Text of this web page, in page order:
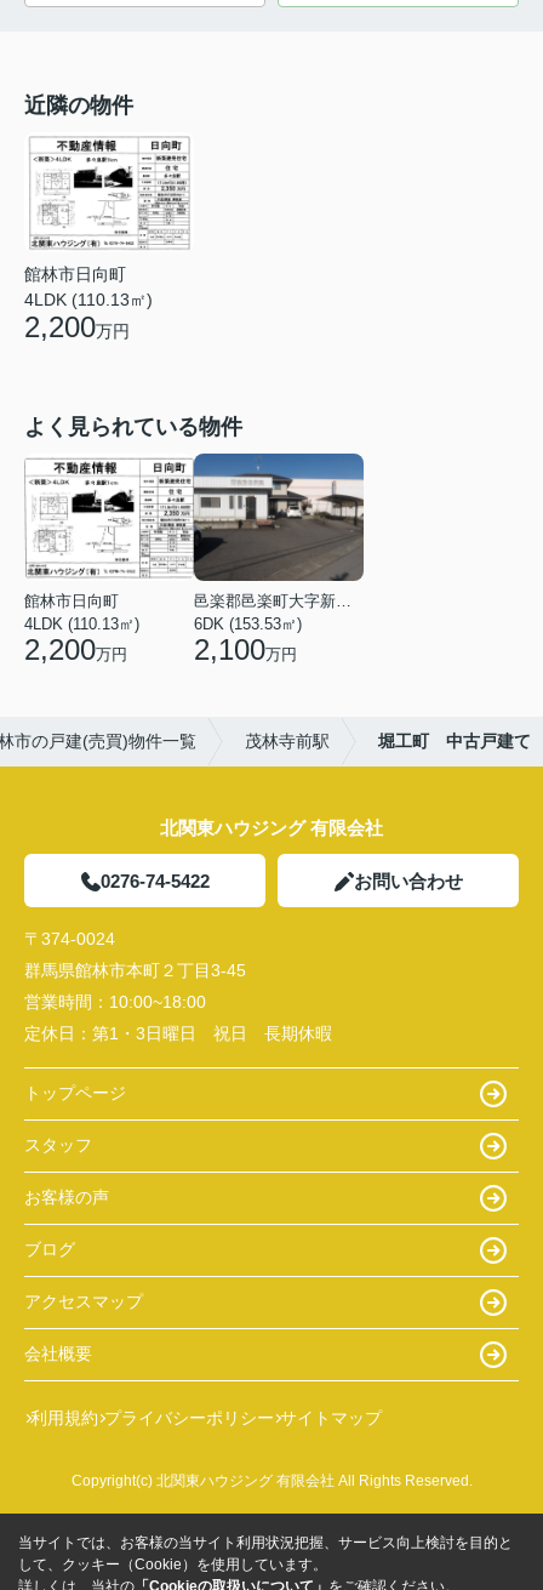
近隣の物件
館林市日向町
4LDK (110.13㎡)
2,200万円
よく見られている物件
館林市日向町
4LDK (110.13㎡)
2,200万円
6DK (153.53㎡)
2,100万円
市の戸建(売買)物件一覧 茂林寺前駅 堀工町 中古戸建て
北関東ハウジング 有限会社
0276-74-5422 お問い合わせ
〒374-0024
群馬県館林市本町２丁目3-45
営業時間： 10:00~18:00
定休日： 第1・3日曜日 祝日 長期休暇
トップページ
スタッフ
お客様の声
ブログ
アクセスマップ
会社概要
利用規約 プライバシーポリシー サイトマップ
Copyright(c) 北関東ハウジング 有限会社 All Rights Reserved.
当サイトでは、お客様の当サイト利用状況把握、サービス向上検討を目的と
して、クッキー（Cookie）を使用しています。
詳しくは、当社の 「Cookieの取扱いについて」 をご確認ください。